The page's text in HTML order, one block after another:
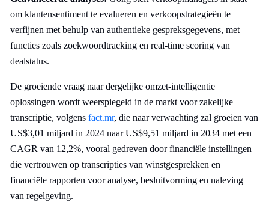
om klantensentiment te evalueren en verkoopstrategieën te
verfijnen met behulp van authentieke gespreksgegevens, met
functies zoals zoekwoordtracking en real-time scoring van
dealstatus.
De groeiende vraag naar dergelijke omzet-intelligentie
oplossingen wordt weerspiegeld in de markt voor zakelijke
transcriptie, volgens fact.mr, die naar verwachting zal groeien van
US$3,01 miljard in 2024 naar US$9,51 miljard in 2034 met een
CAGR van 12,2%, vooral gedreven door financiële instellingen
die vertrouwen op transcripties van winstgesprekken en
financiële rapporten voor analyse, besluitvorming en naleving
van regelgeving.